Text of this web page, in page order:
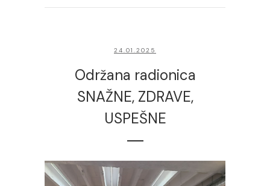
24.01.2025
Održana radionica
SNAŽNE, ZDRAVE,
USPEŠNE